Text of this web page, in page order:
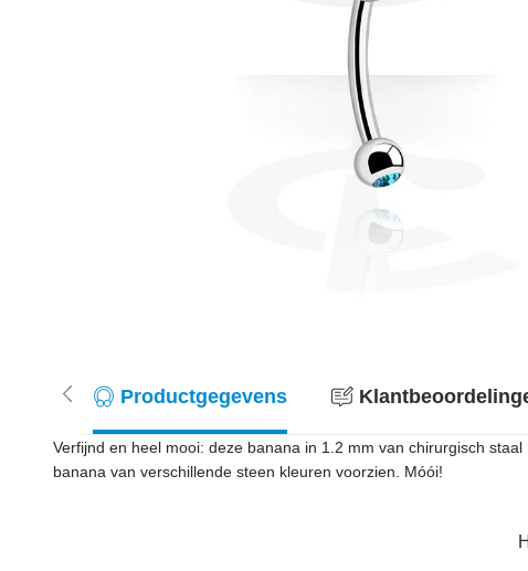
Productgegevens
Verfijnd en heel mooi: deze banana in 1.2 mm van chirurgisch
banana van verschillende steen kleuren voorzien. Móói!